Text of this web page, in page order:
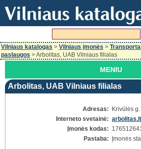
Vilniaus katalogas > Vilniaus įmonės >
paslaugos > Arbolitas, UAB Vilniaus filialas
MENIU
Arbolitas, UAB Vilniaus filialas
Adresas:
Krivūlės
Interneto svetainė: arbolitas.lt
Įmonės kodas:
Pastaba:
Įmonės